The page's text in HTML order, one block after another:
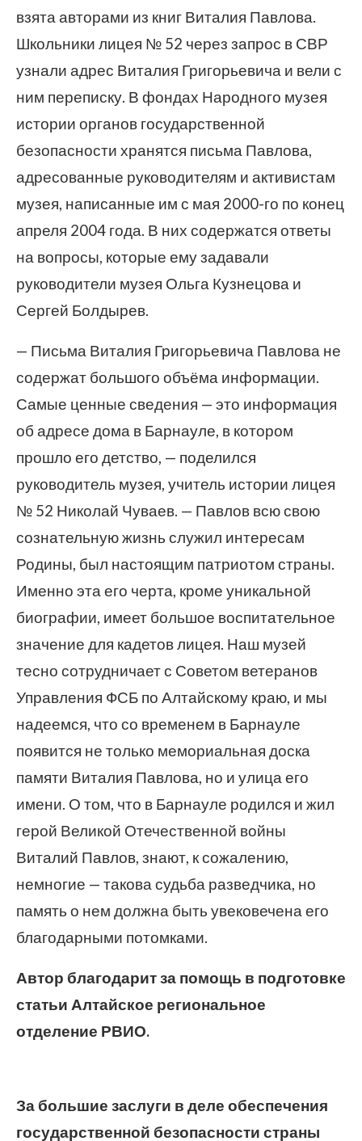
взята авторами из книг Виталия Павлова.
Школьники лицея № 52 через запрос в СВР
узнали адрес Виталия Григорьевича и вели с
ним переписку. В фондах Народного музея
истории органов государственной
безопасности хранятся письма Павлова,
адресованные руководителям и активистам
музея, написанные им с мая 2000-го по конец
апреля 2004 года. В них содержатся ответы
на вопросы, которые ему задавали
руководители музея Ольга Кузнецова и
Сергей Болдырев.
— Письма Виталия Григорьевича Павлова не
содержат большого объёма информации.
Самые ценные сведения — это информация
об адресе дома в Барнауле, в котором
прошло его детство, — поделился
руководитель музея, учитель истории лицея
№ 52 Николай Чуваев. — Павлов всю свою
сознательную жизнь служил интересам
Родины, был настоящим патриотом страны.
Именно эта его черта, кроме уникальной
биографии, имеет большое воспитательное
значение для кадетов лицея. Наш музей
тесно сотрудничает с Советом ветеранов
Управления ФСБ по Алтайскому краю, и мы
надеемся, что со временем в Барнауле
появится не только мемориальная доска
памяти Виталия Павлова, но и улица его
имени. О том, что в Барнауле родился и жил
герой Великой Отечественной войны
Виталий Павлов, знают, к сожалению,
немногие — такова судьба разведчика, но
память о нем должна быть увековечена его
благодарными потомками.
Автор благодарит за помощь в подготовке
статьи Алтайское региональное
отделение РВИО.
За большие заслуги в деле обеспечения
государственной безопасности страны